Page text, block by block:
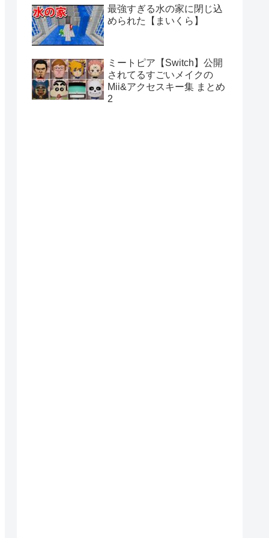
最強すぎる水の家に閉じ込
められた【まいくら】
ミートピア【Switch】公開
されてるすごいメイクの
Mii&アクセスキー集 まとめ
2